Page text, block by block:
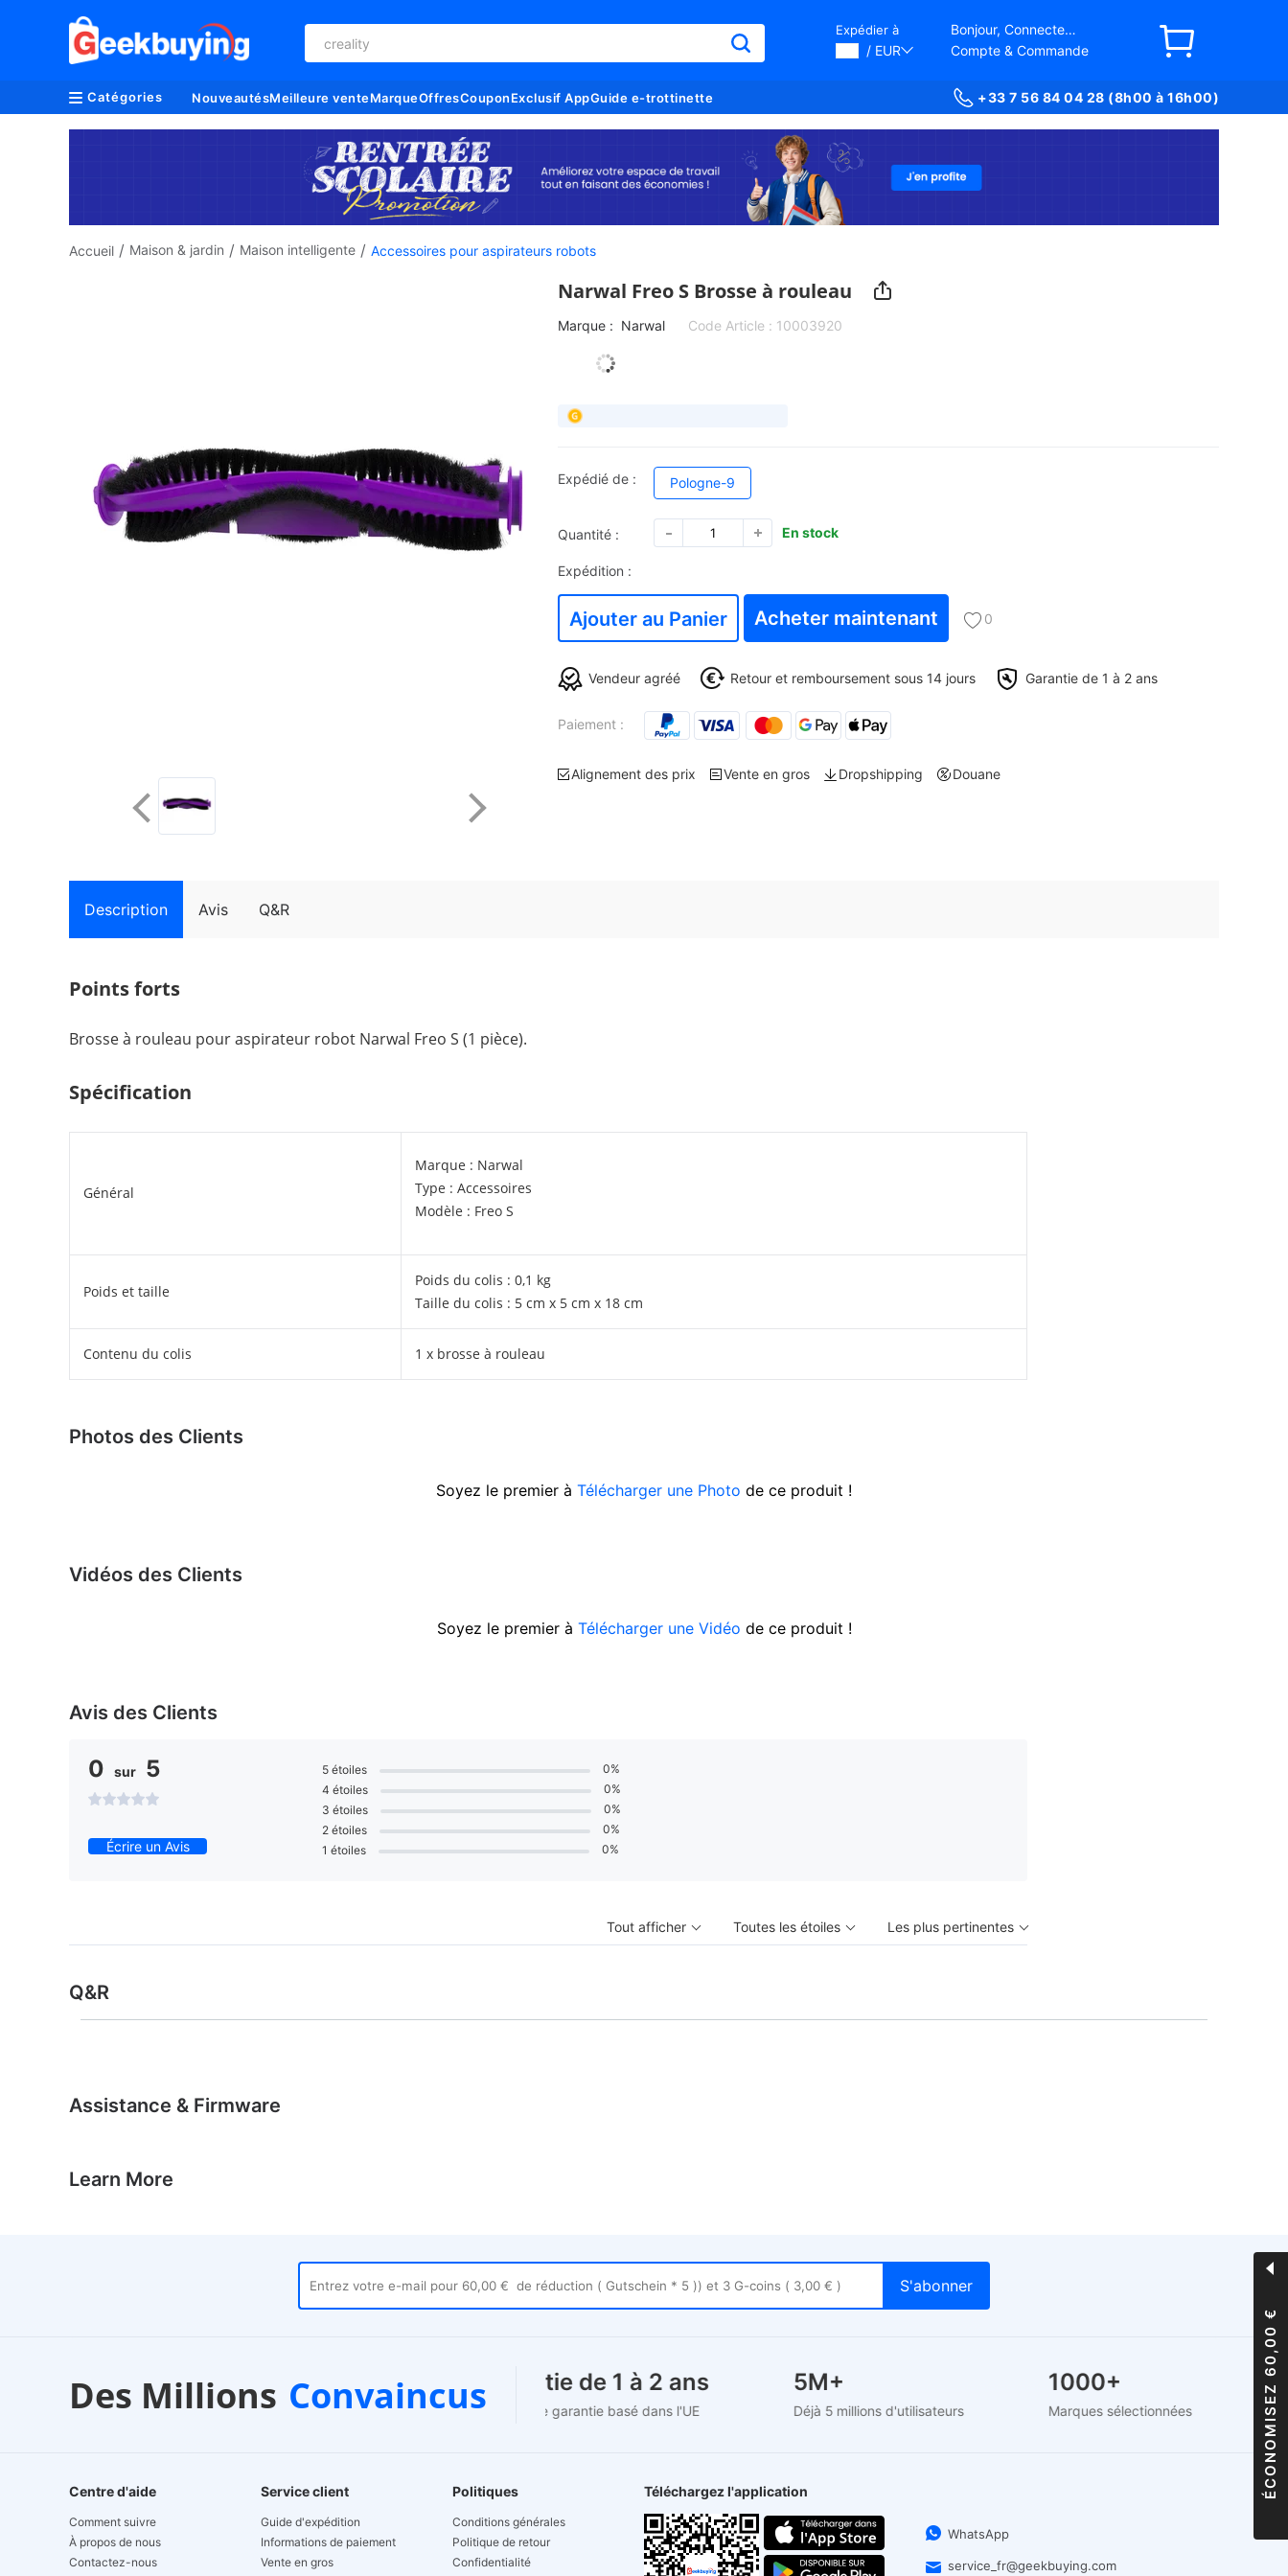
creality
Expédier à
/ EUR
Bonjour, Connectez-vous
Compte & Commande
Catégories NouveautésMeilleure venteMarqueOffresCouponExclusif AppGuide e-trottinette +33 7 56 84 04 28 (8h00 à 16h00)
Accueil / Maison & jardin / Maison intelligente / Accessoires pour aspirateurs robots
Narwal Freo S Brosse à rouleau
Marque : Narwal Code Article : 10003920
Expédié de : Pologne-9
Quantité : En stock
Expédition :
Ajouter au Panier Acheter maintenant 0
Vendeur agréé Retour et remboursement sous 14 jours Garantie de 1 à 2 ans
Paiement :
Alignement des prix Vente en gros Dropshipping Douane
Description Avis Q&R
Points forts
Brosse à rouleau pour aspirateur robot Narwal Freo S (1 pièce).
Spécification
Général
Marque : Narwal
Type : Accessoires
Modèle : Freo S
Poids et taille
Poids du colis : 0,1 kg
Taille du colis : 5 cm x 5 cm x 18 cm
Contenu du colis 1 x brosse à rouleau
Photos des Clients
Soyez le premier à Télécharger une Photo de ce produit !
Vidéos des Clients
Soyez le premier à Télécharger une Vidéo de ce produit !
Avis des Clients
0 sur 5
Écrire un Avis
5 étoiles
0%
4 étoiles
0%
3 étoiles
0%
2 étoiles
0%
1 étoiles
0%
Tout afficher Toutes les étoiles Les plus pertinentes
Q&R
Assistance & Firmware
Learn More
Des Millions Convaincus
locaux
24 heures sur 24
Service client
24/7 Live Chat
Garantie de 1 à 2 ans
Support de garantie basé dans l'UE
5M+
Déjà 5 millions d'utilisateurs
1000+
Marques sélectionnées
Centre d'aide
Comment suivre
À propos de nous
Contactez-nous
Service client
Guide d'expédition
Informations de paiement
Vente en gros
Politiques
Conditions générales
Politique de retour
Confidentialité
Téléchargez l'application
WhatsApp
service_fr@geekbuying.com
ÉCONOMISEZ 60,00 €